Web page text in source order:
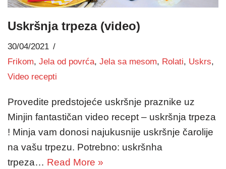
Uskršnja trpeza (video)
30/04/2021
Frikom, Jela od povrća, Jela sa mesom, Rolati, Uskrs,
Video recepti
Provedite predstojeće uskršnje praznike uz
Minjin fantastičan video recept – uskršnja trpeza
! Minja vam donosi najukusnije uskršnje čarolije
na vašu trpezu. Potrebno: uskršnha
trpeza… Read More »